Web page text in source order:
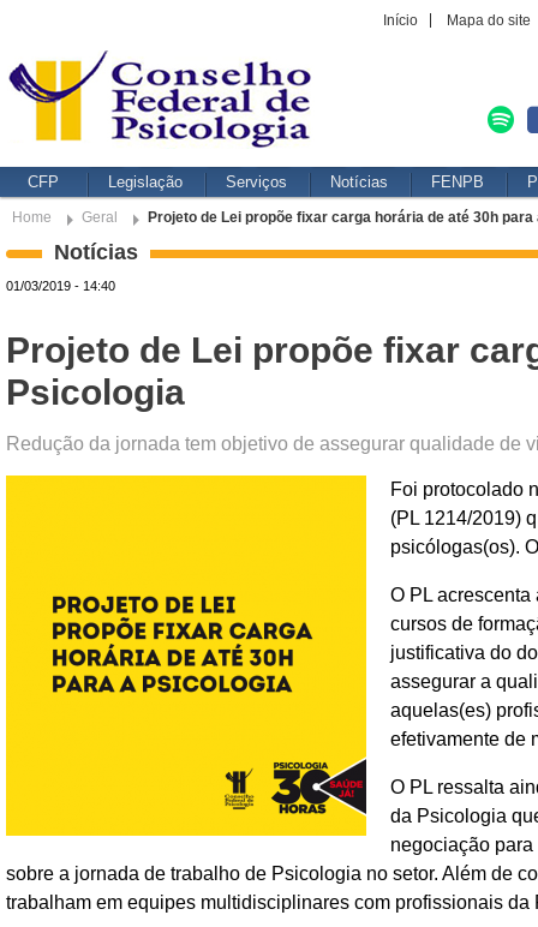
Início Mapa do site
CFP Legislação Serviços Notícias FENPB
Home Geral Projeto de Lei propõe fixar carga horária de até 30h para
Notícias
01/03/2019 - 14:40
Projeto de Lei propõe fixar
Psicologia
Redução da jornada tem objetivo de assegurar qualidade de
Foi protocolado
(PL 1214/2019)
psicólogas(os).
O PL acrescenta
cursos de
justificativa do
assegurar a
aquelas(es)
efetivamente de
O PL ressalta
da Psicologia
negociação
sobre a jornada de trabalho de Psicologia no setor. Além de
trabalham em equipes multidisciplinares com profissionais da